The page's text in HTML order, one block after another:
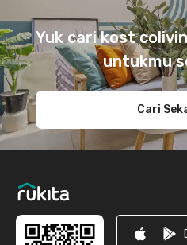
Yuk cari kost
untukmu
Cari